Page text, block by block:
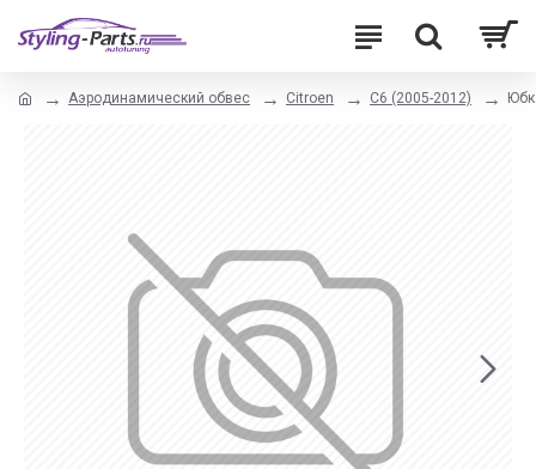
Аэродинамический обвес Citroen C6 (2005-2012)